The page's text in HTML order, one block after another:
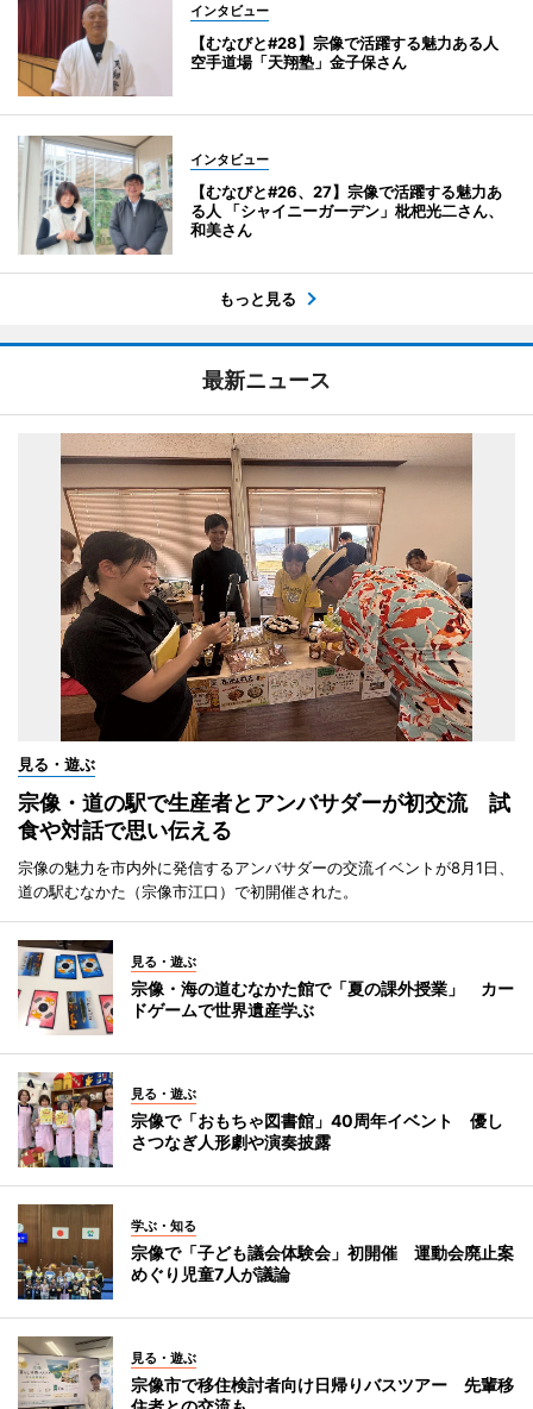
インタビュー
【むなびと#28】宗像で活躍する魅力ある人
空手道場「天翔塾」金子保さん
インタビュー
【むなびと#26、27】宗像で活躍する魅力あ
る人 「シャイニーガーデン」枇杷光二さん、
和美さん
もっと見る
最新ニュース
見る・遊ぶ
宗像・道の駅で生産者とアンバサダーが初交流 試
食や対話で思い伝える
宗像の魅力を市内外に発信するアンバサダーの交流イベントが8月1日、
道の駅むなかた（宗像市江口）で初開催された。
見る・遊ぶ
宗像・海の道むなかた館で「夏の課外授業」 カー
ドゲームで世界遺産学ぶ
見る・遊ぶ
宗像で「おもちゃ図書館」40周年イベント 優し
さつなぎ人形劇や演奏披露
学ぶ・知る
宗像で「子ども議会体験会」初開催 運動会廃止案
めぐり児童7人が議論
見る・遊ぶ
宗像市で移住検討者向け日帰りバスツアー 先輩移